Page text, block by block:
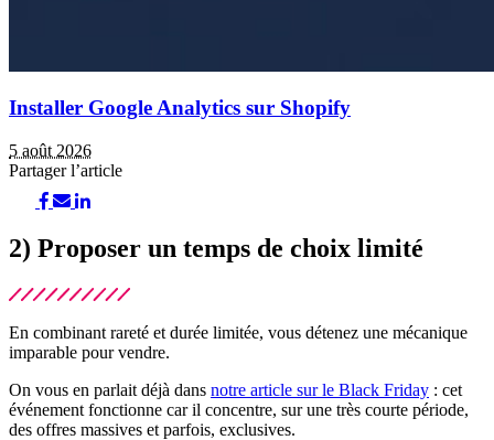
Installer Google Analytics sur Shopify
5 août 2026
Partager l’article
2) Proposer un temps de choix limité
En combinant rareté et durée limitée, vous détenez une mécanique
imparable pour vendre.
On vous en parlait déjà dans notre article sur le Black Friday : cet
événement fonctionne car il concentre, sur une très courte période,
des offres massives et parfois, exclusives.